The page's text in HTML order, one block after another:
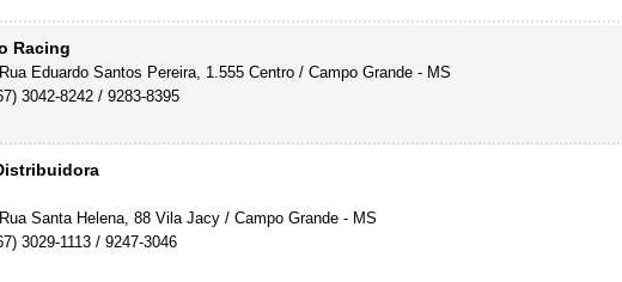
Racing
Rua Eduardo Santos Pereira, 1.555 Centro / Campo Grande - MS
3042-8242 / 9283-8395
Rua Santa Helena, 88 Vila Jacy / Campo Grande - MS
3029-1113 / 9247-3046